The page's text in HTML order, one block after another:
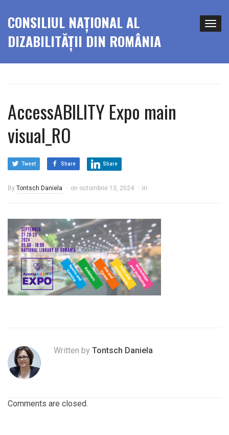
CONSILIUL NAȚIONAL AL
DIZABILITĂȚII DIN ROMÂNIA
AccessABILITY Expo main
visual_RO
Tweet Share Share
By Tontsch Daniela on octombrie 13, 2024 in
Written by Tontsch Daniela
Comments are closed.